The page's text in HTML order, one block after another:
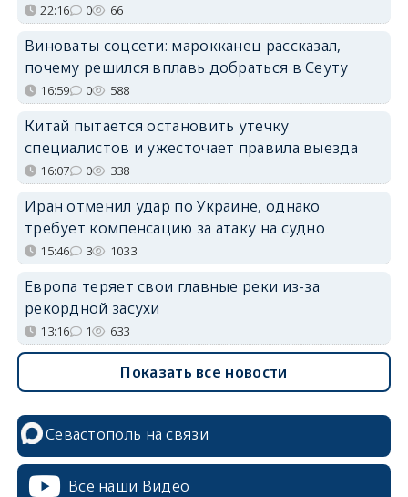
22:16 0 66
Виноваты соцсети: марокканец рассказал,
почему решился вплавь добраться в Сеуту
16:59 0 588
Китай пытается остановить утечку
специалистов и ужесточает правила выезда
16:07 0 338
Иран отменил удар по Украине, однако
требует компенсацию за атаку на судно
15:46 3 1033
Европа теряет свои главные реки из-за
рекордной засухи
13:16 1 633
Показать все новости
Севастополь на связи
Все наши Видео